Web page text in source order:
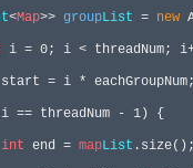
<Map>> groupList = new
i = 0; i < threadNum;
start = i * eachGroupNum;
== threadNum - 1) {
int end = mapList .size();